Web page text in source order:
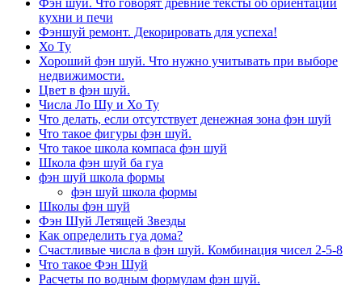
Фэн шуй. Что говорят древние тексты об ориентации
кухни и печи
Фэншуй ремонт. Декорировать для успеха!
Хо Ту
Хороший фэн шуй. Что нужно учитывать при выборе
недвижимости.
Цвет в фэн шуй.
Числа Ло Шу и Хо Ту
Что делать, если отсутствует денежная зона фэн шуй
Что такое фигуры фэн шуй.
Что такое школа компаса фэн шуй
Школа фэн шуй ба гуа
фэн шуй школа формы
фэн шуй школа формы
Школы фэн шуй
Фэн Шуй Летящей Звезды
Как определить гуа дома?
Счастливые числа в фэн шуй. Комбинация чисел 2-5-8
Что такое Фэн Шуй
Расчеты по водным формулам фэн шуй.